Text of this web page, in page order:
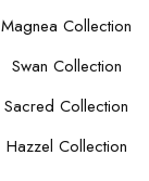
Magnea Collection
Swan Collection
Sacred Collection
Hazzel Collection